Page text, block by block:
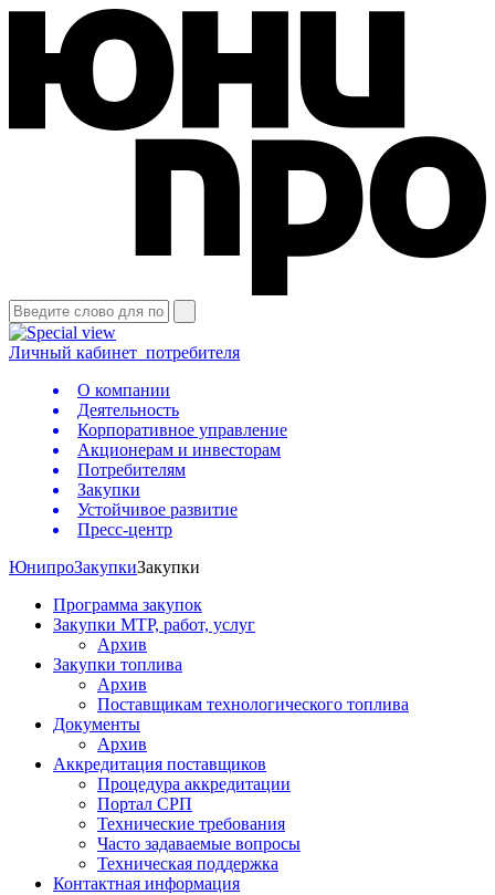
Личный кабинет потребителя
О компании
Деятельность
Корпоративное управление
Акционерам и инвесторам
Потребителям
Закупки
Устойчивое развитие
Пресс-центр
ЮнипроЗакупкиЗакупки
Программа закупок
Закупки МТР, работ, услуг
Архив
Закупки топлива
Архив
Поставщикам технологического топлива
Документы
Архив
Аккредитация поставщиков
Процедура аккредитации
Портал СРП
Технические требования
Часто задаваемые вопросы
Техническая поддержка
Контактная информация